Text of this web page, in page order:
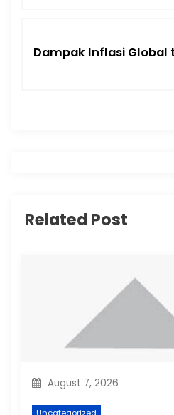
g
Dampak Inflasi Global
Related Post
August 7, 2026